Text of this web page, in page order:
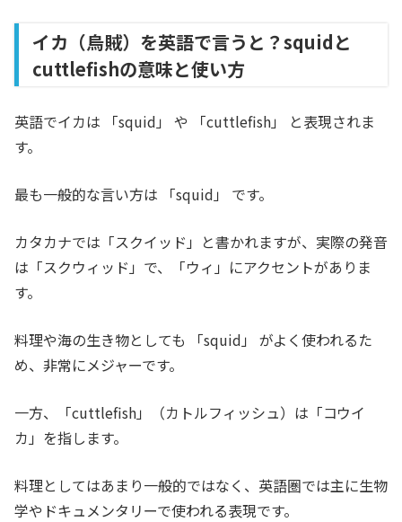
イカ（烏賊）を英語で言うと？squidと
cuttlefishの意味と使い方
英語でイカは 「squid」 や 「cuttlefish」 と表現されま
す。
最も一般的な言い方は 「squid」 です。
カタカナでは「スクイッド」と書かれますが、実際の発音
は「スクウィッド」で、「ウィ」にアクセントがありま
す。
料理や海の生き物としても 「squid」 がよく使われるた
め、非常にメジャーです。
一方、「cuttlefish」（カトルフィッシュ）は「コウイ
カ」を指します。
料理としてはあまり一般的ではなく、英語圏では主に生物
学やドキュメンタリーで使われる表現です。